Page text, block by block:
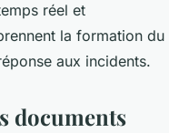
réel et
la formation du
aux incidents.
documents